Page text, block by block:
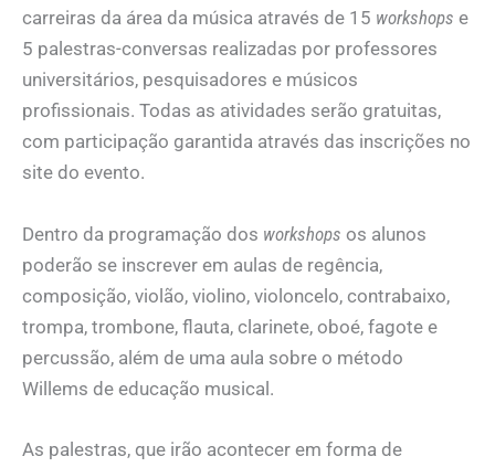
carreiras da área da música através de 15 workshops e
5 palestras-conversas realizadas por professores
universitários, pesquisadores e músicos
profissionais. Todas as atividades serão gratuitas,
com participação garantida através das inscrições no
site do evento.
Dentro da programação dos workshops os alunos
poderão se inscrever em aulas de regência,
composição, violão, violino, violoncelo, contrabaixo,
trompa, trombone, flauta, clarinete, oboé, fagote e
percussão, além de uma aula sobre o método
Willems de educação musical.
As palestras, que irão acontecer em forma de